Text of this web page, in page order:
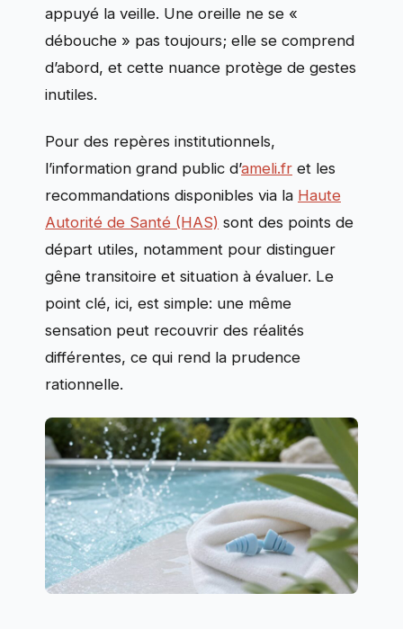
appuyé la veille. Une oreille ne se «
débouche » pas toujours; elle se comprend
d’abord, et cette nuance protège de gestes
inutiles.
Pour des repères institutionnels,
l’information grand public d’ameli.fr et les
recommandations disponibles via la Haute
Autorité de Santé (HAS) sont des points de
départ utiles, notamment pour distinguer
gêne transitoire et situation à évaluer. Le
point clé, ici, est simple: une même
sensation peut recouvrir des réalités
différentes, ce qui rend la prudence
rationnelle.